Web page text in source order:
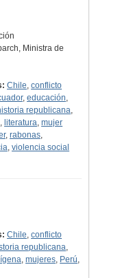
Ministra de
Chile,conflicto
,educación,
republicana,
, literatura,mujer
, rabonas,
, violencia social
Chile,conflicto
republicana,
,mujeres, Perú,